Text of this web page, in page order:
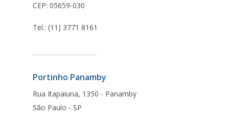
CEP: 05659-030
Tel.: (11) 3771 8161
Portinho Panamby
Rua Itapaiuna, 1350 - Panamby
São Paulo - SP